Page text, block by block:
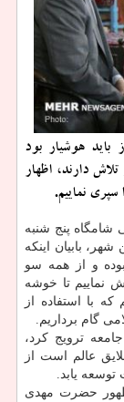
باید هوشیار بود
دارند، اظهار
نماییم.
پنج شنبه
بابیان اینكه
و از همه سو
نماییم تا خوشه
با استفاده از
گام برداریم.
ترویج كرد،
عالم است از
یابد.
ظهور حضرت مهدی